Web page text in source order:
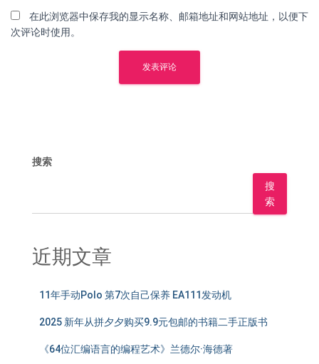
在此浏览器中保存我的显示名称、邮箱地址和网站地址，以便下
次评论时使用。
搜索
搜
索
近期文章
11年手动Polo 第7次自己保养 EA111发动机
2025 新年从拼夕夕购买9.9元包邮的书籍二手正版书
《64位汇编语言的编程艺术》兰德尔·海德著